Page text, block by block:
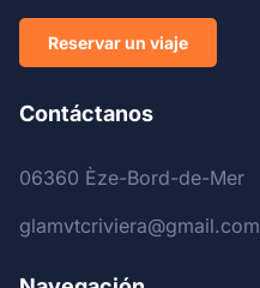
Reservar un viaje
Contáctanos
06360 Èze-Bord-de-Mer
glamvtcriviera@gmail.com